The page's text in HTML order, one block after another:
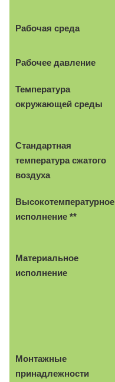
Рабочая среда
Рабочее давление
Температура
окружающей среды
Стандартная
температура сжатого
воздуха
Высокотемпературное
исполнение **
Материальное
исполнение
Монтажные
принадлежности